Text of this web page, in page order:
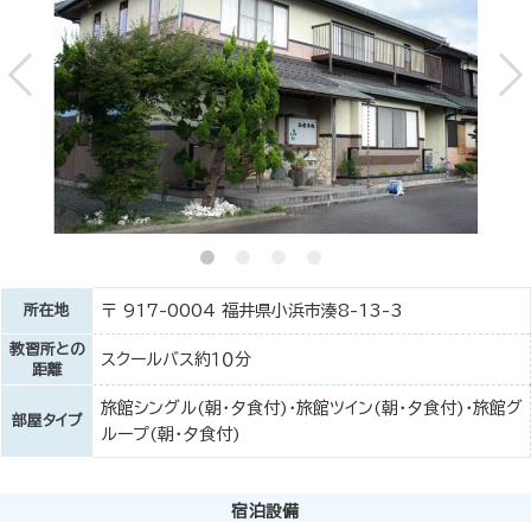
所在地 〒 917-0004 福井県小浜市湊8-13-3
教習所との
距離
スクールバス約１０分
部屋タイプ
旅館シングル(朝・夕食付)・旅館ツイン(朝・夕食付)・旅館グ
ループ(朝・夕食付)
宿泊設備